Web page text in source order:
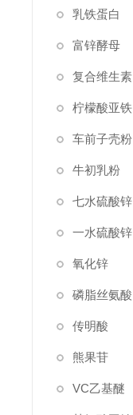
乳铁蛋白
富锌酵母
复合维生素
柠檬酸亚铁
车前子壳粉
牛初乳粉
七水硫酸锌
一水硫酸锌
氧化锌
磷脂丝氨酸
传明酸
熊果苷
VC乙基醚